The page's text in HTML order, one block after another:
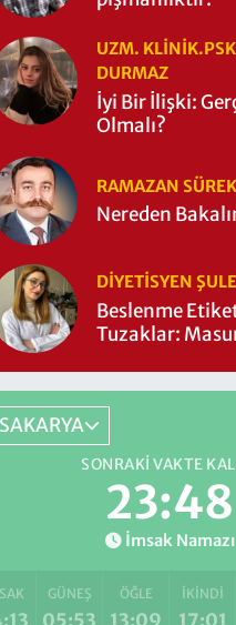
UZM.
DURMAZ
İyi Bir İlişki:
Olmalı?
RAMAZAN
Nereden
DIYETISYEN
Beslenme
Tuzaklar:
SAKARYA
SONRAKI VAKTE
23:47
İmsak Namazı
GÜNEŞ ÖĞLE İKINDI